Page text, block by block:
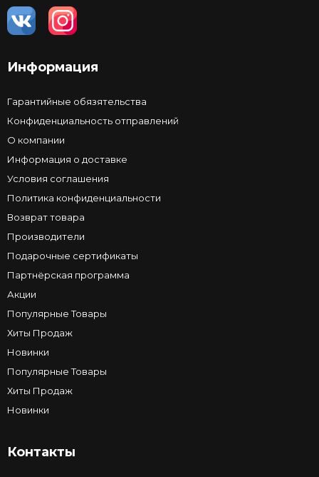
Информация
Гарантийные обязятельства
Конфиденциальность отправлений
О компании
Информация о доставке
Условия соглашения
Политика конфиденциальности
Возврат товара
Производители
Подарочные сертификаты
Партнёрская программа
Акции
Популярные Товары
Хиты Продаж
Новинки
Популярные Товары
Хиты Продаж
Новинки
Контакты